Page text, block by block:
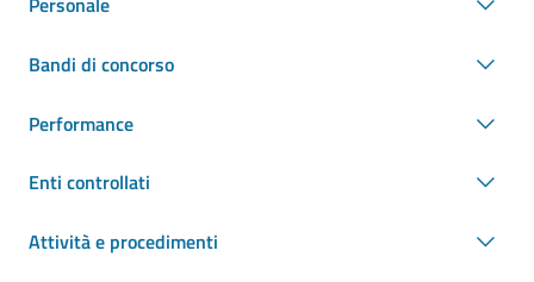
Bandi di concorso
Performance
Enti controllati
Attività e procedimenti